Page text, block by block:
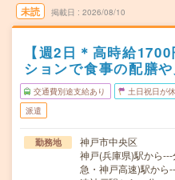
未読 掲載日 2026/08/10
【週2日＊高時給
ションで食事の配膳
交通費別途支給あり 土日祝日が
派遣
勤務地
神戸市中央区
神戸(兵庫県)駅から
急・神戸高速)駅から